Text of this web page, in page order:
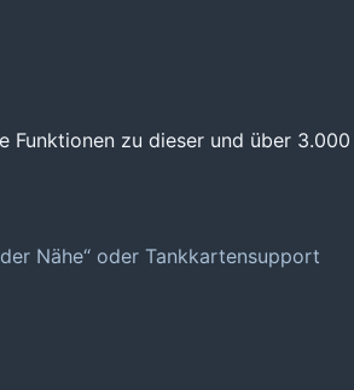
Funktionen zu dieser und über
Nähe“ oder Tankkartensupport